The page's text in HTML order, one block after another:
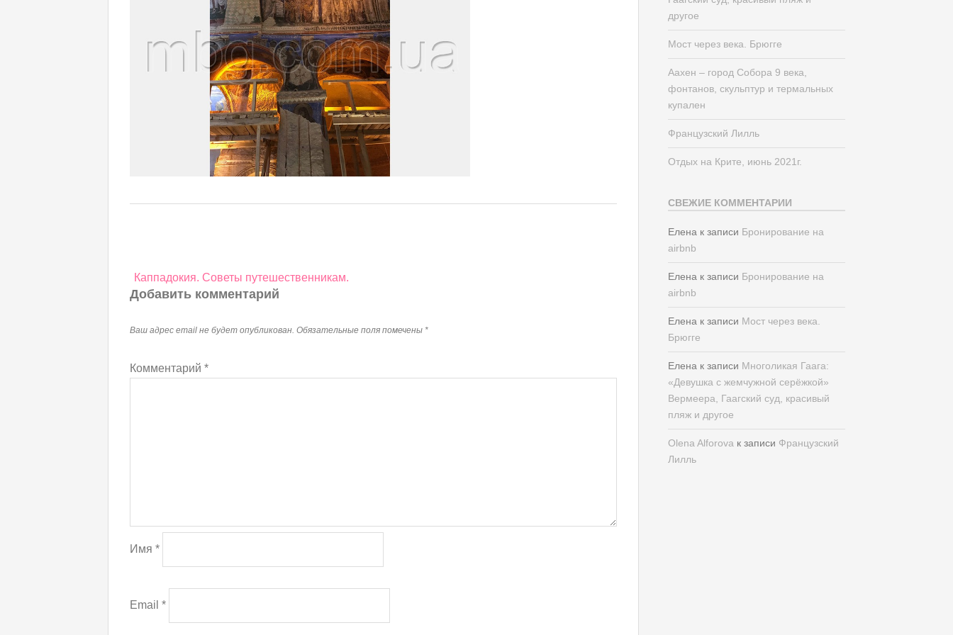
Навигация
по
Каппадокия. Советы путешественникам.
Добавить комментарий
Ваш адрес email не будет опубликован. Обязательные поля помечены *
Комментарий *
Имя *
Email *
другое
Мост через века. Брюгге
Аахен – город Собора 9 века,
фонтанов, скульптур и термальных
купален
Французский Лилль
Отдых на Крите, июнь 2021г.
СВЕЖИЕ КОММЕНТАРИИ
Елена к записи Бронирование на
airbnb
Елена к записи Бронирование на
airbnb
Елена к записи Мост через века.
Брюгге
Елена к записи Многоликая Гаага:
«Девушка с жемчужной серёжкой»
Вермеера, Гаагский суд, красивый
пляж и другое
Olena Alforova к записи Французский
Лилль